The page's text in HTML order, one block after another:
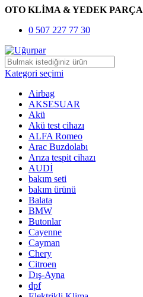
OTO KLİMA & YEDEK PARÇA
0 507 227 77 30
Kategori seçimi
Airbag
AKSESUAR
Akü
Akü test cihazı
ALFA Romeo
Arac Buzdolabı
Arıza tespit cihazı
AUDİ
bakım seti
bakım ürünü
Balata
BMW
Butonlar
Cayenne
Cayman
Chery
Citroen
Dış-Ayna
dpf